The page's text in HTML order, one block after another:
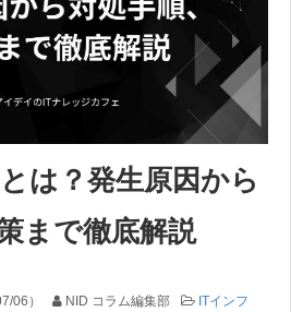
は？発生原因から
まで徹底解説
06 ） NID コラム編集部
ITインフ